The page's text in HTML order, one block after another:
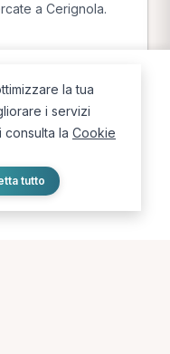
a Cerignola.
giusto, vicino a te.
la tua
i servizi
consulta la Cookie
tutto